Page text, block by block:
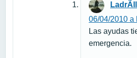
06/04/2010 a
Las ayudas
emergencia.